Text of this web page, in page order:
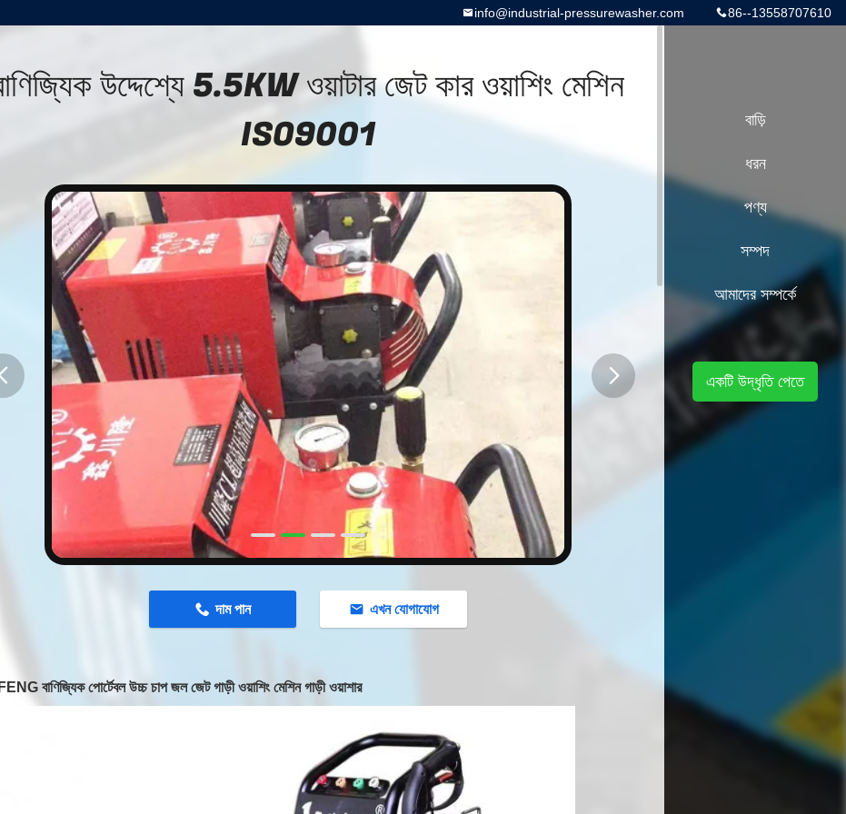
86--13558707610
info@industrial-pressurewasher.com
উদ্দেশ্যে 5.5KW ওয়াটার জেট কার ওয়াশিং মেশিন
ISO9001
দাম পান এখন যোগাযোগ
বাণিজ্যিক পোর্টেবল উচ্চ চাপ জল জেট গাড়ী ওয়াশিং মেশিন গাড়ী ওয়াশার
বাড়ি
ধরন
পণ্য
সম্পদ
আমাদের সম্পর্কে
একটি উদ্ধৃতি পেতে